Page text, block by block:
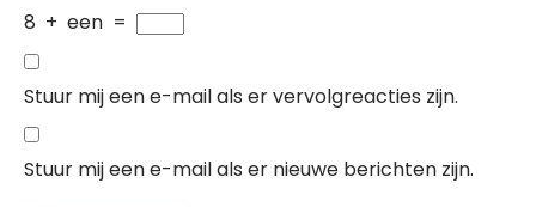
8 + een =
Stuur mij een e-mail als er vervolgreacties zijn.
Stuur mij een e-mail als er nieuwe berichten zijn.